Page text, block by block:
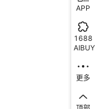
APP
1688
AIBUY
更多